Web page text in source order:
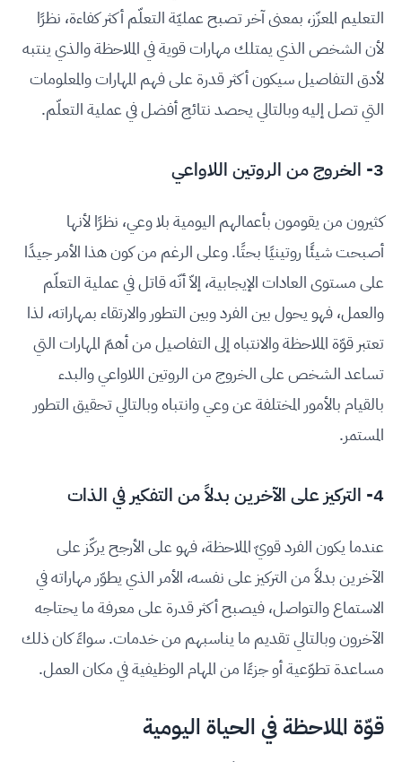
التعليم المعزّز، بمعنى آخر تصبح عمليّة التعلّم أكثر كفاءة، نظرًا
لأن الشخص الذي يمتلك مهارات قوية في الملاحظة والذي ينتبه
لأدق التفاصيل سيكون أكثر قدرة على فهم المهارات والمعلومات
التي تصل إليه وبالتالي يحصد نتائج أفضل في عملية التعلّم.
3- الخروج من الروتين اللاواعي
كثيرون من يقومون بأعمالهم اليومية بلا وعي، نظرًا لأنها
أصبحت شيئًا روتينيًا بحتًا. وعلى الرغم من كون هذا الأمر جيدًا
على مستوى العادات الإيجابية، إلاّ أنّه قاتل في عملية التعلّم
والعمل، فهو يحول بين الفرد وبين التطور والارتقاء بمهاراته، لذا
تعتبر قوّة الملاحظة والانتباه إلى التفاصيل من أهمّ المهارات التي
تساعد الشخص على الخروج من الروتين اللاواعي والبدء
بالقيام بالأمور المختلفة عن وعي وانتباه وبالتالي تحقيق التطور
المستمر.
4- التركيز على الآخرين بدلاً من التفكير في الذات
عندما يكون الفرد قويّ الملاحظة، فهو على الأرجح يركّز على
الآخرين بدلاً من التركيز على نفسه، الأمر الذي يطوّر مهاراته في
الاستماع والتواصل، فيصبح أكثر قدرة على معرفة ما يحتاجه
الآخرون وبالتالي تقديم ما يناسبهم من خدمات. سواءً كان ذلك
مساعدة تطوّعية أو جزءًا من المهام الوظيفية في مكان العمل.
قوّة الملاحظة في الحياة اليومية